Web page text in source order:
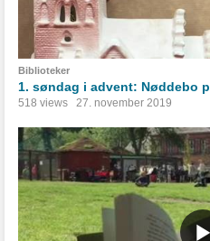
Biblioteker
1. søndag i advent: Nøddebo
518 views 27. november 2019